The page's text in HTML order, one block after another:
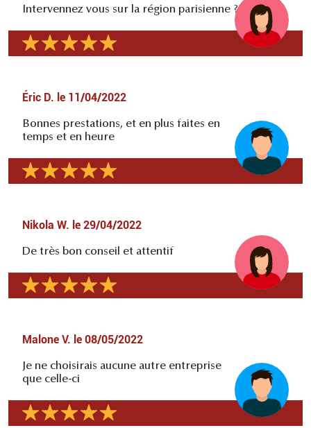
Intervennez vous sur la région parisienne ?
Éric D. le 11/04/2022
Bonnes prestations, et en plus faites en
temps et en heure
Nikola W. le 29/04/2022
De très bon conseil et attentif
Malone V. le 08/05/2022
Je ne choisirais aucune autre entreprise
que celle-ci